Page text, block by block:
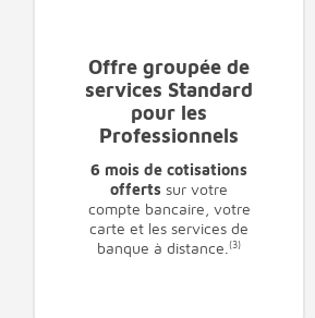
Offre groupée de
services Standard
pour les
Professionnels
6 mois de cotisations
offerts sur votre
compte bancaire, votre
carte et les services de
banque à distance. (3)